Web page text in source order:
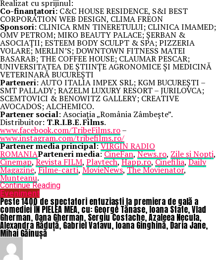
Realizat cu sprijinul:
Co-finanțatori: C&C HOUSE RESIDENCE, S&I BEST
CORPORATION WEB DESIGN, CLIMA FREON
Sponsori: CLINICA RMN TINERETULUI; CLINICA IMAMED;
OMV PETROM; MIKO BEAUTY PALACE; ȘERBAN &
ASOCIAȚII; ESTEEM BODY SCULPT & SPA; PIZZERIA
VOLARE; MERLIN’S; DOWNTOWN FITNESS MATEI
BASARAB; THE COFFEE HOUSE; CLAUMAR PESCAR;
UNIVERSITATEA DE ȘTIINȚE AGRONOMICE ȘI MEDICINĂ
VETERINARĂ BUCUREȘTI
Parteneri: AUTO ITALIA IMPEX SRL; KGM BUCUREȘTI –
SMT PALLADY; RAZELM LUXURY RESORT – JURILOVCA;
SCEMTOVICI & BENOWITZ GALLERY; CREATIVE
AVOCADOS; ALCHEMICO.
Partener social: Asociația „România Zâmbește”.
Distribuitor: T.R.I.B.E. Films.
www.facebook.com/TribeFilms.ro–
www.instagram.com/tribefilms.ro/
Partener media principal:VIRGIN RADIO
ROMANIAParteneri media:CineFan,News.ro, Zile și Nopți,
Cinemap,Revista FILM, Playtech,Happ.ro,Cinefilia,Daily
Magazine,Filme-carti,MovieNews,The Movienator,
Munteanu.
Continue Reading
Eveniment
Peste 1400 de spectatori entuziaști la premiera de gală a
comediei ÎN PIELEA MEA, cu: George Tănase, Ioana State, Vlad
Gherman, Oana Gherman, Sergiu Costache, Azaleea Necula,
Alexandra Răduță, Gabriel Vatavu, Ioana Ginghină, Daria Jane,
Mihai Găinușă